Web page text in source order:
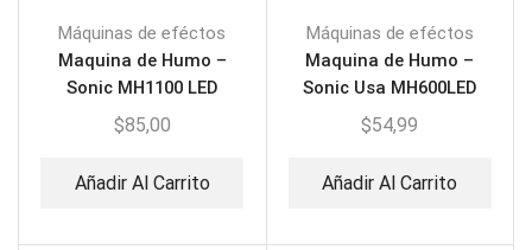
Máquinas de eféctos
Maquina de Humo –
Sonic MH1100 LED
$85,00
Añadir Al Carrito
Máquinas de eféctos
Maquina de Humo –
Sonic Usa MH600LED
$54,99
Añadir Al Carrito